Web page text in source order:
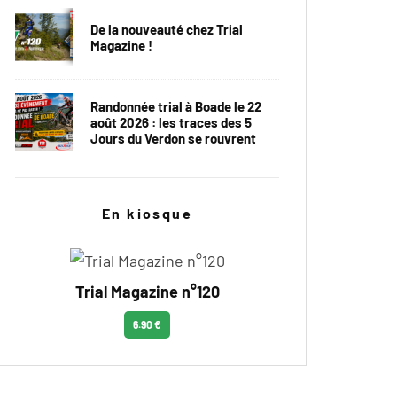
De la nouveauté chez Trial
Magazine !
Randonnée trial à Boade le 22
août 2026 : les traces des 5
Jours du Verdon se rouvrent
En kiosque
Trial Magazine n°120
6.90 €